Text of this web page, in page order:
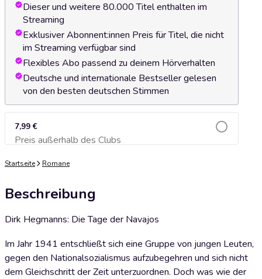
Dieser und weitere 80.000 Titel enthalten im
Streaming
Exklusiver Abonnent:innen Preis für Titel, die nicht
im Streaming verfügbar sind
Flexibles Abo passend zu deinem Hörverhalten
Deutsche und internationale Bestseller gelesen
von den besten deutschen Stimmen
7,99 €
Preis außerhalb des ClubsZum Warenkorb hinzufügen
Startseite Romane
Beschreibung
Dirk Hegmanns: Die Tage der Navajos
Im Jahr 1941 entschließt sich eine Gruppe von jungen Leuten,
gegen den Nationalsozialismus aufzubegehren und sich nicht
dem Gleichschritt der Zeit unterzuordnen. Doch was wie der